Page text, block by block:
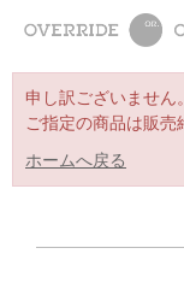
All
申し訳ございません。
ご指定の商品は販売
ホームへ戻る